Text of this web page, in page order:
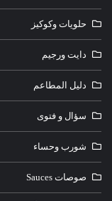
حلويات وكوكيز
دايت ورجيم
دليل المطاعم
سؤال و فتوى
شورب وحساء
صوصات Sauces